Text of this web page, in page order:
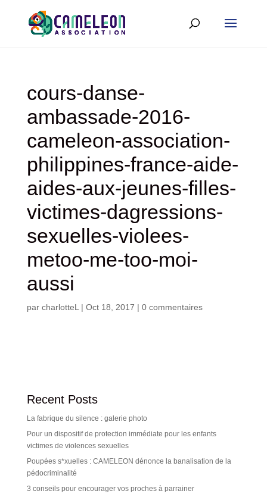
cours-danse-
ambassade-2016-
cameleon-association-
philippines-france-aide-
aides-aux-jeunes-filles-
victimes-dagressions-
sexuelles-violees-
metoo-me-too-moi-
aussi
par charlotteL | Oct 18, 2017 | 0 commentaires
Recent Posts
La fabrique du silence : galerie photo
Pour un dispositif de protection immédiate pour les enfants
victimes de violences sexuelles
Poupées s*xuelles : CAMELEON dénonce la banalisation de la
pédocriminalité
3 conseils pour encourager vos proches à parrainer